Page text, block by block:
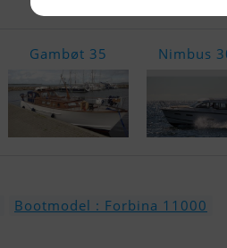
Gambøt 35 Nimbus
Bootmodel : Forbina 11000